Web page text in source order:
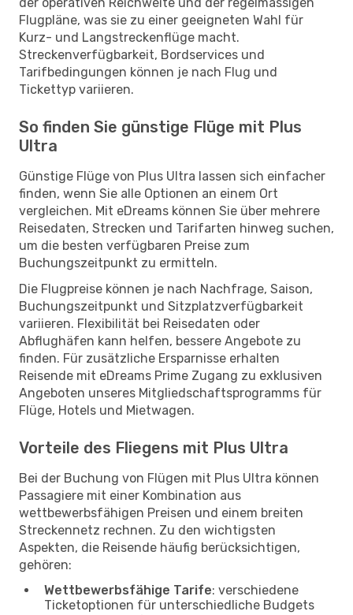
Flugpläne, was sie zu einer geeigneten Wahl für
Kurz- und Langstreckenflüge macht.
Streckenverfügbarkeit, Bordservices und
Tarifbedingungen können je nach Flug und
Tickettyp variieren.
So finden Sie günstige Flüge mit Plus
Ultra
Günstige Flüge von Plus Ultra lassen sich einfacher
finden, wenn Sie alle Optionen an einem Ort
vergleichen. Mit eDreams können Sie über mehrere
Reisedaten, Strecken und Tarifarten hinweg suchen,
um die besten verfügbaren Preise zum
Buchungszeitpunkt zu ermitteln.
Die Flugpreise können je nach Nachfrage, Saison,
Buchungszeitpunkt und Sitzplatzverfügbarkeit
variieren. Flexibilität bei Reisedaten oder
Abflughäfen kann helfen, bessere Angebote zu
finden. Für zusätzliche Ersparnisse erhalten
Reisende mit eDreams Prime Zugang zu exklusiven
Angeboten unseres Mitgliedschaftsprogramms für
Flüge, Hotels und Mietwagen.
Vorteile des Fliegens mit Plus Ultra
Bei der Buchung von Flügen mit Plus Ultra können
Passagiere mit einer Kombination aus
wettbewerbsfähigen Preisen und einem breiten
Streckennetz rechnen. Zu den wichtigsten
Aspekten, die Reisende häufig berücksichtigen,
gehören:
Wettbewerbsfähige Tarife: verschiedene
Ticketoptionen für unterschiedliche Budgets